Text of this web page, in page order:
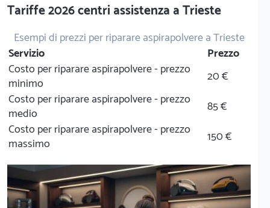
Tariffe 2026 centri assistenza a Trieste
Esempi di prezzi per riparare aspirapolvere a Trieste
Servizio
Prezzo
Costo per riparare aspirapolvere - prezzo
minimo
20 €
Costo per riparare aspirapolvere - prezzo
medio
85 €
Costo per riparare aspirapolvere - prezzo
massimo
150 €